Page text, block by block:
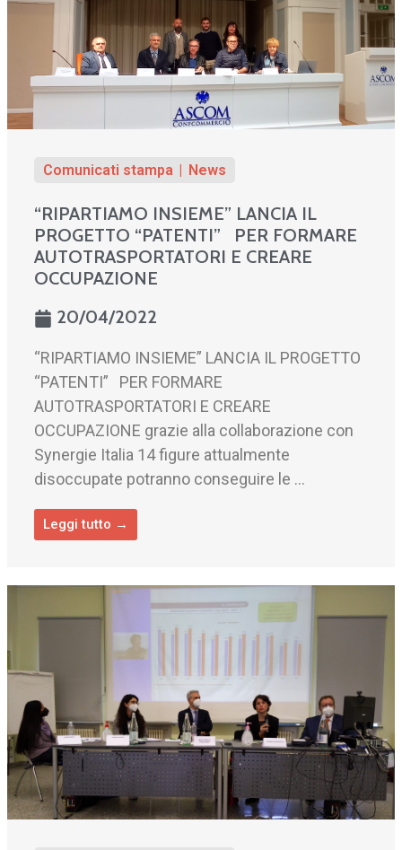
Comunicati stampa News
“RIPARTIAMO INSIEME” LANCIA IL
PROGETTO “PATENTI” PER FORMARE
AUTOTRASPORTATORI E CREARE
OCCUPAZIONE
20/04/2022
“RIPARTIAMO INSIEME” LANCIA IL PROGETTO
“PATENTI” PER FORMARE
AUTOTRASPORTATORI E CREARE
OCCUPAZIONE grazie alla collaborazione con
Synergie Italia 14 figure attualmente
disoccupate potranno conseguire le ...
Leggi tutto →